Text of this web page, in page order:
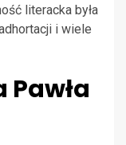
literacka była
i wiele